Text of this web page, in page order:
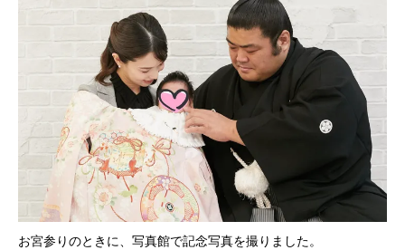
お宮参りのときに、写真館で記念写真を撮りました。